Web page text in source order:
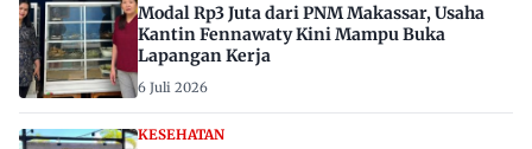
Modal Rp3 Juta dari PNM Makassar, Usaha
Kantin Fennawaty Kini Mampu Buka
Lapangan Kerja
6 Juli 2026
KESEHATAN